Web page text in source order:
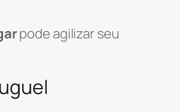
pode agilizar seu